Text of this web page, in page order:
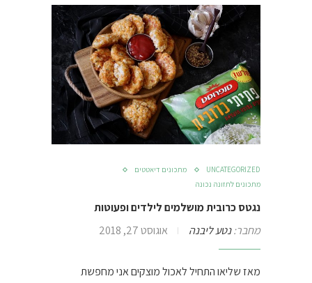
UNCATEGORIZED
מתכונים דיאטטים
מתכונים לתזונה נכונה
נגטס כרובית מושלמים לילדים ופעוטות
מחבר:נטע ליבנה אוגוסט 27, 2018
מאז שליאו התחיל לאכול מוצקים אני מחפשת